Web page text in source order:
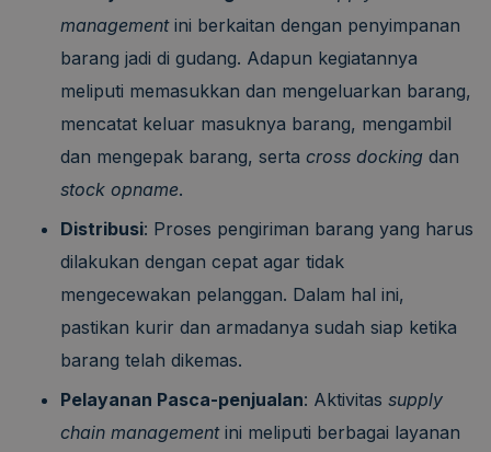
management ini berkaitan dengan penyimpanan
barang jadi di gudang. Adapun kegiatannya
meliputi memasukkan dan mengeluarkan barang,
mencatat keluar masuknya barang, mengambil
dan mengepak barang, serta cross docking dan
stock opname.
Distribusi: Proses pengiriman barang yang harus
dilakukan dengan cepat agar tidak
mengecewakan pelanggan. Dalam hal ini,
pastikan kurir dan armadanya sudah siap ketika
barang telah dikemas.
Pelayanan Pasca-penjualan: Aktivitas supply
chain management ini meliputi berbagai layanan